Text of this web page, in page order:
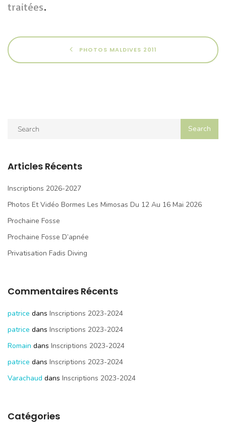
traitées.
PHOTOS MALDIVES 2011
Articles Récents
Inscriptions 2026-2027
Photos Et Vidéo Bormes Les Mimosas Du 12 Au 16 Mai 2026
Prochaine Fosse
Prochaine Fosse D’apnée
Privatisation Fadis Diving
Commentaires Récents
patrice dans Inscriptions 2023-2024
patrice dans Inscriptions 2023-2024
Romain dans Inscriptions 2023-2024
patrice dans Inscriptions 2023-2024
Varachaud dans Inscriptions 2023-2024
Catégories